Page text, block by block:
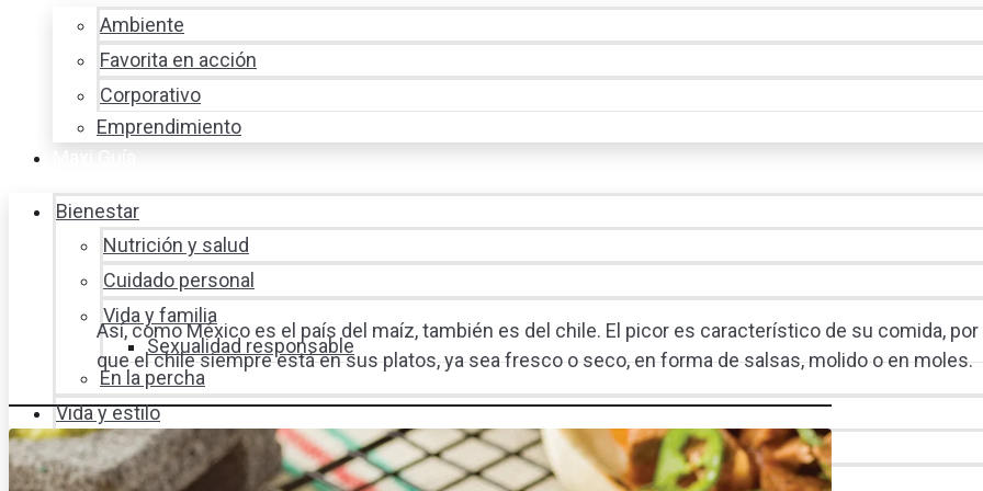
Ambiente
Favorita en acción
Corporativo
Emprendimiento
Bienestar
Nutrición y salud
Cuidado personal
Vida y familia
Sexualidad responsable
En la percha
Vida y estilo
Productos nuevos
Moda
Así, como México es el país del maíz, también es del chile. El picor es característico de su comida, por
que el chile siempre está en sus platos, ya sea fresco o seco, en forma de salsas, molido o en moles.